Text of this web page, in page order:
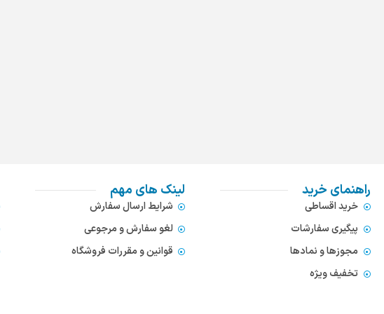
راهنمای خرید
خرید اقساطی
پیگیری سفارشات
مجوزها و نمادها
تخفیف ویژه
لینک های مهم
شرایط ارسال سفارش
لغو سفارش و مرجوعی
قوانین و مقررات فروشگاه